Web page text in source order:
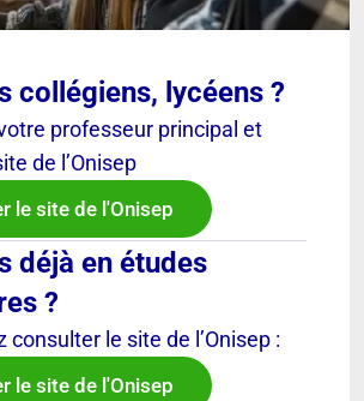
collégiens, lycéens ?
professeur principal et
de l’Onisep
le site de l'Onisep
déjà en études
?
consulter le site de l’Onisep :
le site de l'Onisep